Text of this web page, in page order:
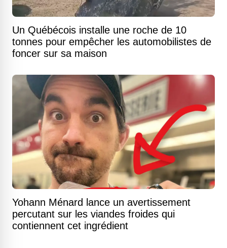
Un Québécois installe une roche de 10
tonnes pour empêcher les automobilistes de
foncer sur sa maison
Yohann Ménard lance un avertissement
percutant sur les viandes froides qui
contiennent cet ingrédient